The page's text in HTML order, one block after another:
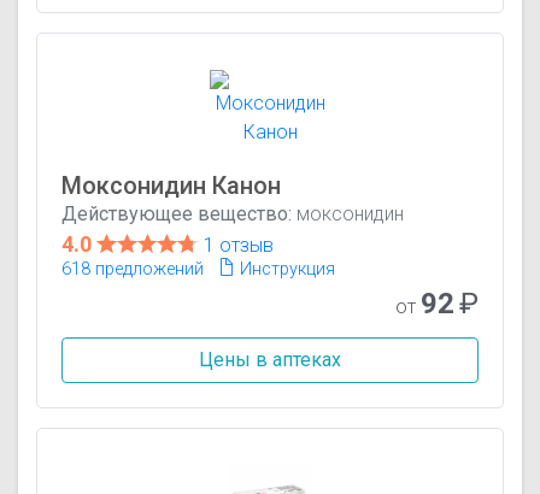
Моксонидин Канон
Действующее вещество: моксонидин
4.0 1 отзыв
618 предложений Инструкция
от 92₽
Цены в аптеках